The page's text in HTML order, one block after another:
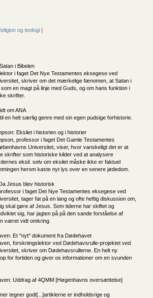
og teologi |
i Bibelen
i faget Det Nye Testamentes eksegese ved
skriver om det mærkelige fænomen, at Satan i
en magt på linje med Guds, og om hans funktion i
skrifter.
om ANA
en helt særlig genre med sin egen pudsige forhistorie.
Eksilet i historien og i historier
professor i faget Det Gamle Testamentes
Universitet, viser, hvor vanskeligt det er at
skrifter som historiske kilder ved at analysere
eksil. selv om eksilet måske ikke er faktuel
herom kaste nyt lys over en senere jødedom.
Jesus blev historisk
i faget Det Nye Testamentes eksegese ved
tager fat på en lang og ofte heftig diskussion om,
skal gøre af Jesus. Som tiderne har skiftet og
sig, har jagten på på den sande forståelse af
været vidt omkring.
Et "nyt" dokument fra Dødehavet
forskningslektor ved Dødehavsrulle-projektet ved
skriver om Dødehavsrullerne. En helt ny
for fortiden og giver os informationer om en svunden
Uddrag af 4QMM [Høgenhavns oversættelse]
tegner godt[...]artiklerne er indholdsrige og